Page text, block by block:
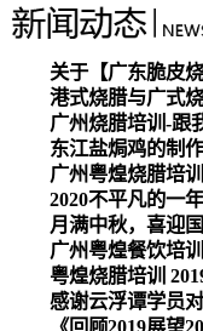
港式烧腊与广式
广州烧腊培训-跟
东江盐焗鸡的制
2020不平凡的一
广州粤煌餐饮培
粤煌烧腊培训
感谢云浮谭学员